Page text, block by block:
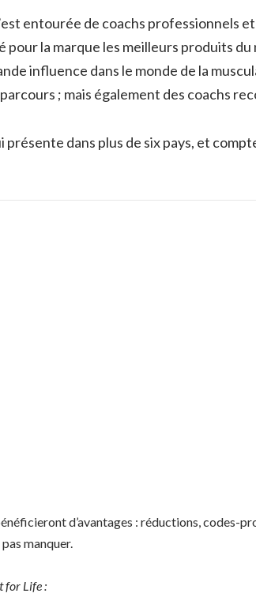
entourée de coachs professionnels
la marque les meilleurs produits du
influence dans le monde de la
; mais également des coachs
présente dans plus de six pays, et
d’avantages : réductions, codes-
manquer.
for Life :